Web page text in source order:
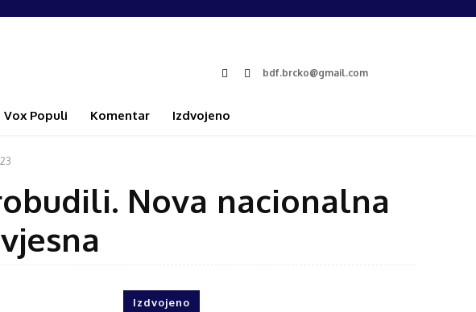
bdf.brcko@gmail.com
Vox Populi Komentar Izdvojeno
Nova nacionalna
Izdvojeno